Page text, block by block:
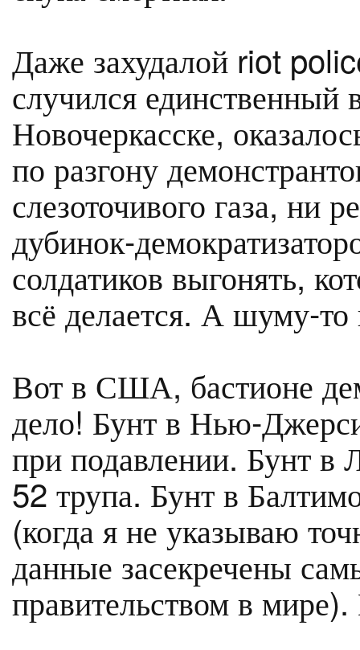
Даже захудалой riot
случился
Новочеркасске,
по разгону
слезоточивого газа, ни
дубинок-
солдатиков выгонять,
всё делается. А шуму-то
Вот в США, бастионе
дело! Бунт в Нью-
при подавлении. Бунт в
52 трупа. Бунт в
(когда я не указываю
данные засекречены
правительством в